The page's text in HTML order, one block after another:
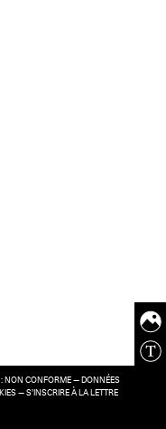
: NON CONFORME— DONNÉES
— S’INSCRIRE À LA LETTRE